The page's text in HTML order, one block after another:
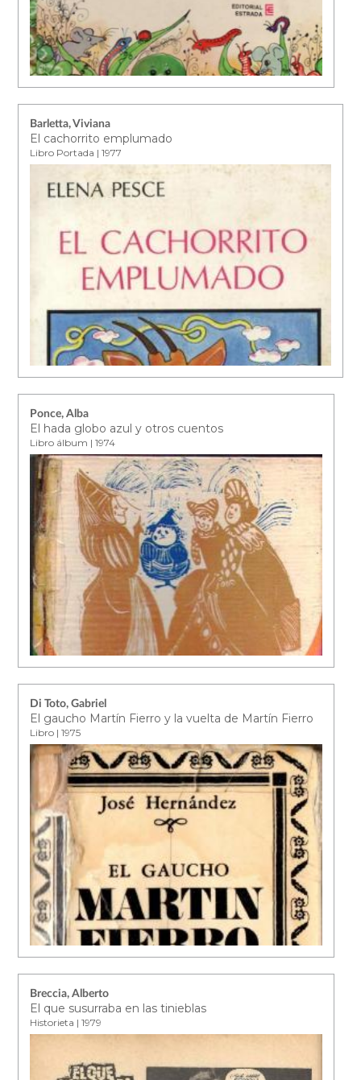
Barletta, Viviana
El cachorrito emplumado
Libro Portada | 1977
Ponce, Alba
El hada globo azul y otros cuentos
Libro álbum | 1974
Di Toto, Gabriel
El gaucho Martín Fierro y la vuelta de Martín Fierro
Libro | 1975
Breccia, Alberto
El que susurraba en las tinieblas
Historieta | 1979